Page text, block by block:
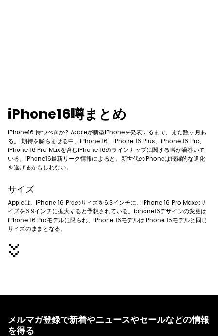
iPhone16噂まとめ
iPhone16 待つべきか? Appleが新型iPhoneを発表するまで、まだ数ヶ月あ
る。 期待を膨らませる中、iPhone 16、iPhone 16 Plus、iPhone 16 Pro、
iPhone 16 Pro Maxを含むiPhone 16のラインナップに関する噂が渦巻いて
いる。iPhone16最新リーク情報によると、新世代のiPhoneは飛躍的な進化
を遂げるかもしれない。
サイズ
Appleは、iPhone 16 Proのサイズを6.3インチに、iPhone 16 Pro Maxのサ
イズを6.9インチに拡大すると予想されている。iphone16デザインの変更は
iPhone 16 Proモデルに限られ、iPhone 16モデルはiPhone 15モデルと同じ
サイズのままとなる。
メルマガ登録で新着やニュースやセールなどの情報
を得る